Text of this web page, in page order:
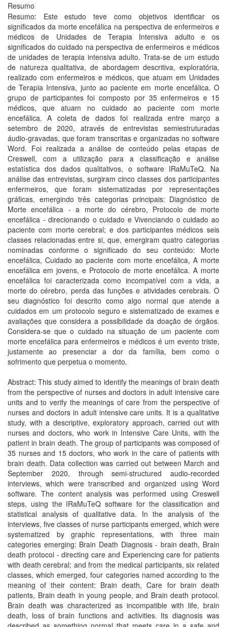
Resumo
Resumo: Este estudo teve como objetivos identificar os
significados da morte encefálica na perspectiva de enfermeiros e
médicos de Unidades de Terapia Intensiva adulto e os
significados do cuidado na perspectiva de enfermeiros e médicos
de unidades de terapia intensiva adulto. Trata-se de um estudo
de natureza qualitativa, de abordagem descritiva, exploratória,
realizado com enfermeiros e médicos, que atuam em Unidades
de Terapia Intensiva, junto ao paciente em morte encefálica. O
grupo de participantes foi composto por 35 enfermeiros e 15
médicos, que atuam no cuidado ao paciente com morte
encefálica. A coleta de dados foi realizada entre março a
setembro de 2020, através de entrevistas semiestruturadas
áudio-gravadas, que foram transcritas e organizadas no software
Word. Foi realizada a análise de conteúdo pelas etapas de
Creswell, com a utilização para a classificação e análise
estatística dos dados qualitativos, o software IRaMuTeQ. Na
análise das entrevistas, surgiram cinco classes dos participantes
enfermeiros, que foram sistematizadas por representações
gráficas, emergindo três categorias principais: Diagnóstico de
Morte encefálica - a morte do cérebro, Protocolo de morte
encefálica - direcionando o cuidado e Vivenciando o cuidado ao
paciente com morte cerebral; e dos participantes médicos seis
classes relacionadas entre si, que, emergiram quatro categorias
nominadas conforme o significado do seu conteúdo: Morte
encefálica, Cuidado ao paciente com morte encefálica, A morte
encefálica em jovens, e Protocolo de morte encefálica. A morte
encefálica foi caracterizada como incompatível com a vida, a
morte do cérebro, perda das funções e atividades cerebrais. O
seu diagnóstico foi descrito como algo normal que atende a
cuidados em um protocolo seguro e sistematizado de exames e
avaliações que considera a possibilidade da doação de órgãos.
Considera-se que o cuidado na situação de um paciente com
morte encefálica para enfermeiros e médicos é um evento triste,
justamente ao presenciar a dor da família, bem como o
sofrimento que perpetua o momento.
Abstract: This study aimed to identify the meanings of brain death
from the perspective of nurses and doctors in adult intensive care
units and to verify the meanings of care from the perspective of
nurses and doctors in adult intensive care units. It is a qualitative
study, with a descriptive, exploratory approach, carried out with
nurses and doctors, who work in Intensive Care Units, with the
patient in brain death. The group of participants was composed of
35 nurses and 15 doctors, who work in the care of patients with
brain death. Data collection was carried out between March and
September 2020, through semi-structured audio-recorded
interviews, which were transcribed and organized using Word
software. The content analysis was performed using Creswell
steps, using the IRaMuTeQ software for the classification and
statistical analysis of qualitative data. In the analysis of the
interviews, five classes of nurse participants emerged, which were
systematized by graphic representations, with three main
categories emerging: Brain Death Diagnosis - brain death, Brain
death protocol - directing care and Experiencing care for patients
with death cerebral; and from the medical participants, six related
classes, which emerged, four categories named according to the
meaning of their content: Brain death, Care for brain death
patients, Brain death in young people, and Brain death protocol.
Brain death was characterized as incompatible with life, brain
death, loss of brain functions and activities. Its diagnosis was